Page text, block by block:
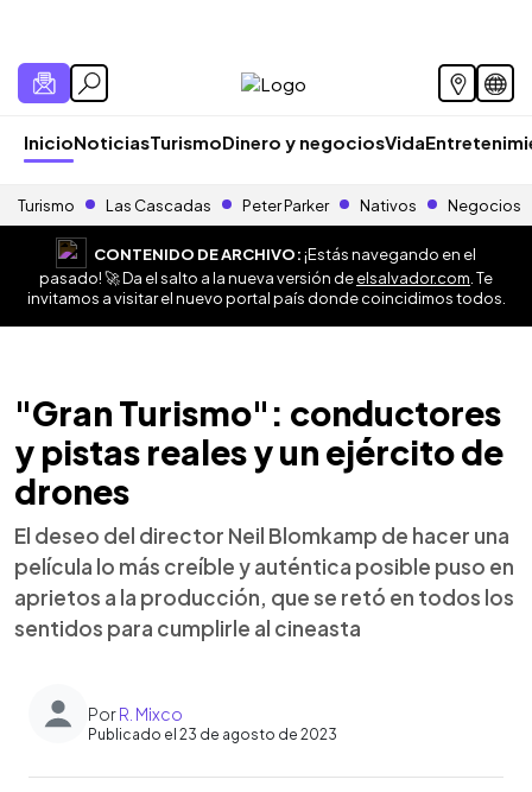
InicioNoticiasTurismoDinero y negociosVida
Turismo Las Cascadas Peter Parker Nativos Negocios
CONTENIDO DE ARCHIVO:¡Estás navegando en el
pasado! 🚀 Da el salto a la nueva versión deelsalvador.com . Te
invitamos a visitar el nuevo portal país donde coincidimos todos.
"Gran Turismo": conductores
y pistas reales y un ejército de
drones
El deseo del director Neil Blomkamp de hacer una
película lo más creíble y auténtica posible puso en
aprietos a la producción, que se retó en todos los
sentidos para cumplirle al cineasta
PorR. Mixco
Publicado el 23 de agosto de 2023